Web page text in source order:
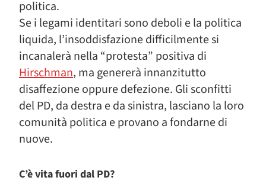
politica.
Se i legami identitari sono deboli e la politica
liquida, l’insoddisfazione difficilmente si
incanalerà nella “protesta” positiva di
Hirschman, ma genererà innanzitutto
disaffezione oppure defezione. Gli sconfitti
del PD, da destra e da sinistra, lasciano la loro
comunità politica e provano a fondarne di
nuove.
C’è vita fuori dal PD?